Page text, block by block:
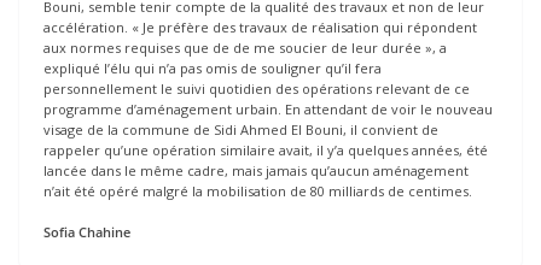
Bouni, semble tenir compte de la qualité des travaux et non de leur
accélération. « Je préfère des travaux de réalisation qui répondent
aux normes requises que de de me soucier de leur durée », a
expliqué l’élu qui n’a pas omis de souligner qu’il fera
personnellement le suivi quotidien des opérations relevant de ce
programme d’aménagement urbain. En attendant de voir le nouveau
visage de la commune de Sidi Ahmed El Bouni, il convient de
rappeler qu’une opération similaire avait, il y’a quelques années, été
lancée dans le même cadre, mais jamais qu’aucun aménagement
n’ait été opéré malgré la mobilisation de 80 milliards de centimes.
Sofia Chahine